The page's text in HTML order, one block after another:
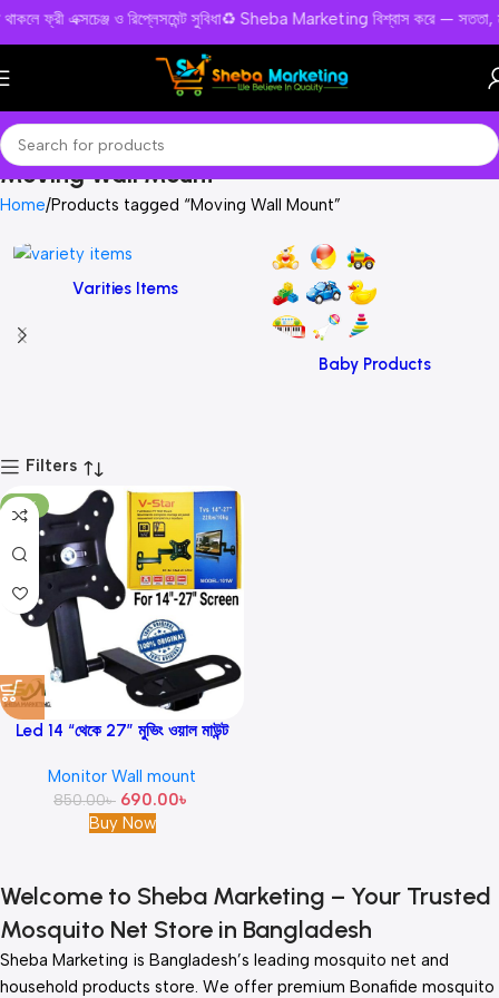
Moving Wall Mount
Home Products tagged “Moving Wall Mount”
Varities Items
Baby Products
Filters
-19%
Led 14 “থেকে 27” মুভিং ওয়াল মাউন্ট
Monitor Wall mount
850.00৳ 690.00৳
Buy Now
Welcome to Sheba Marketing – Your Trusted
Mosquito Net Store in Bangladesh
Sheba Marketing is Bangladesh’s leading mosquito net and
household products store. We offer premium Bonafide mosquito
থাকলে ফ্রী এক্সচেঞ্জ ও রিপ্লেসমেন্ট সুবিধা♻️ Sheba Marketing বিশ্বাস করে